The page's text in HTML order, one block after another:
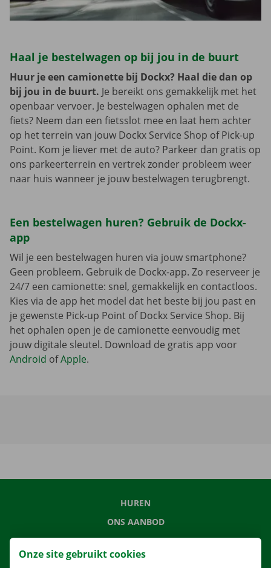
Haal je bestelwagen op bij jou in de buurt
Huur je een camionette bij Dockx? Haal die dan op
bij jou in de buurt. Je bereikt ons gemakkelijk met het
openbaar vervoer. Je bestelwagen ophalen met de
fiets? Neem dan een fietsslot mee en laat hem achter
op het terrein van jouw Dockx Service Shop of Pick-up
Point. Kom je liever met de auto? Parkeer dan gratis op
ons parkeerterrein en vertrek zonder probleem weer
naar huis wanneer je jouw bestelwagen terugbrengt.
Een bestelwagen huren? Gebruik de Dockx-
app
Wil je een bestelwagen huren via jouw smartphone?
Geen probleem. Gebruik de Dockx-app. Zo reserveer je
24/7 een camionette: snel, gemakkelijk en contactloos.
Kies via de app het model dat het beste bij jou past en
je gewenste Pick-up Point of Dockx Service Shop. Bij
het ophalen open je de camionette eenvoudig met
jouw digitale sleutel. Download de gratis app voor
Android ofApple.
HUREN
ONS AANBOD
ONZE DIENSTEN
LOCATIES
Onze site gebruikt cookies